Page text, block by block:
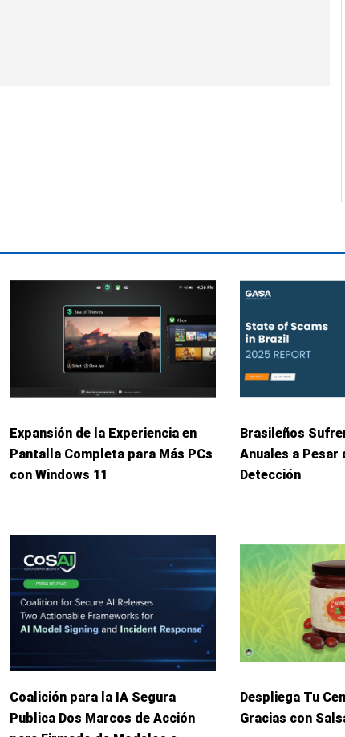
Expansión de la Experiencia en
Pantalla Completa para Más PCs
con Windows 11
Brasileños
Anuales a Pesar
Detección
Coalición para la IA Segura
Publica Dos Marcos de Acción
Despliega Tu
Gracias con